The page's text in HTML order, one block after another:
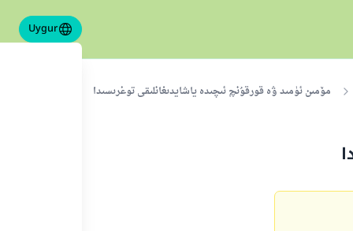
Uygur
مۆمىن ئۈمىد ۋە قورقۇنچ ئىچىدە ياشايدىغانلىقى توغرىسىدا